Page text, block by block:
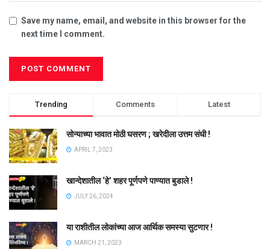
Save my name, email, and website in this browser for the
next time I comment.
Trending Comments Latest
सोन्याच्या भावात मोठी घसरण ; खरेदीला उत्तम संधी !
APRIL 7, 2023
खान्देशातील ‘हे’ शहर पूर्णपणे पाण्यात बुडाले !
JULY 26, 2024
या राशीतील लोकांच्या आज आर्थिक समस्या सुटणार !
MARCH 21, 2023